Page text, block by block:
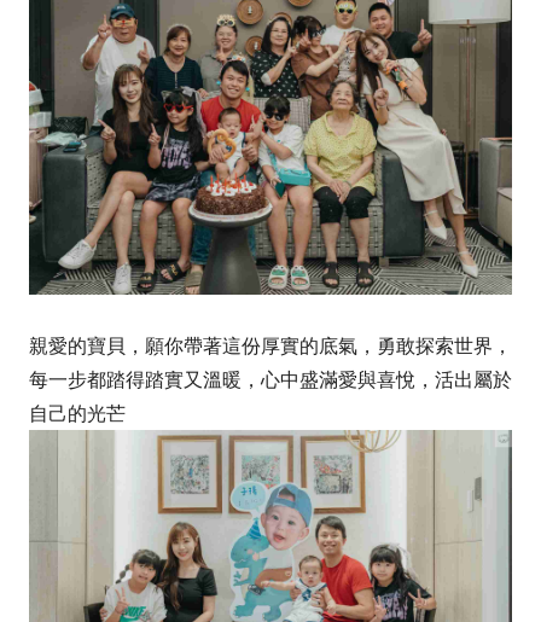
親愛的寶貝，願你帶著這份厚實的底氣，勇敢探索世界，
每一步都踏得踏實又溫暖，心中盛滿愛與喜悅，活出屬於
自己的光芒